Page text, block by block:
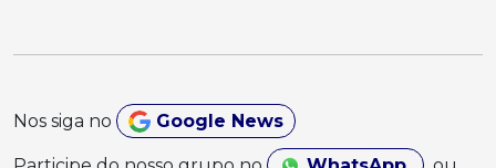
Nos siga no Google News